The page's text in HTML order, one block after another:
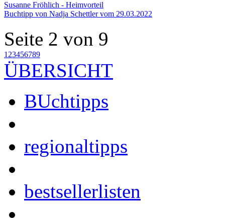
Susanne Fröhlich - Heimvorteil
Buchtipp von Nadja Schettler vom 29.03.2022
Seite 2 von 9
1 23456789
ÜBERSICHT
BUchtipps
regionaltipps
bestsellerlisten